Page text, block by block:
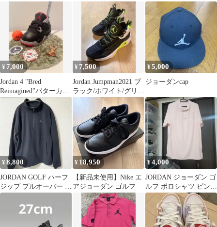
シャツ Lホワイト
¥ 7,000
Jordan 4 "Bred
Reimagined"パターカバ
ー
¥ 7,500
Jordan Jumpman2021 ブ
ラック/ホワイト/グリー
ングロー27cm
¥5,000
ジョーダンcap
¥8,800
JORDAN GOLF ハーフ
ジップ プルオーバー ス
ウェット 黒 XXL
¥ 18,950
【新品未使用】Nike エ
アジョーダン ゴルフ
¥4,000
JORDAN ジョーダン ゴ
ルフ ポロシャツ ピンク
XL